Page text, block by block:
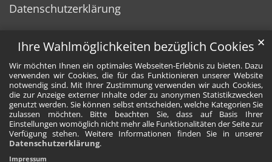
Ihre Wahlmöglichkeiten bezüglich Cookies
Wir möchten Ihnen ein optimales Webseiten-Erlebnis zu bieten. Dazu
verwenden wir Cookies, die für das Funktionieren unserer Website
notwendig sind. Mit Ihrer Zustimmung verwenden wir auch Cookies,
die zur Anzeige externer Inhalte oder zu anonymen Statistikzwecken
genutzt werden. Sie können selbst entscheiden, welche Kategorien Sie
zulassen möchten. Bitte beachten Sie, dass auf Basis Ihrer
Einstellungen womöglich nicht mehr alle Funktionalitäten der Seite zur
Verfügung stehen. Weitere Informationen finden Sie in unserer
Datenschutzerklärung.
✕
Impressum
Datenschutzerklärung